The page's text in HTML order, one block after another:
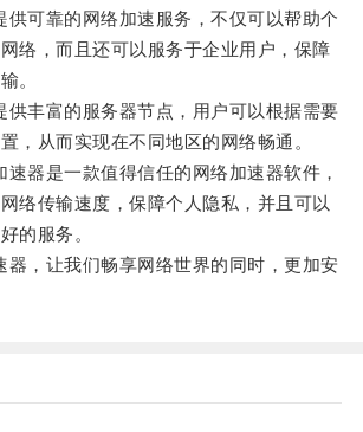
可靠的网络加速服务，不仅可以帮助个
络，而且还可以服务于企业用户，保障
。
丰富的服务器节点，用户可以根据需要
，从而实现在不同地区的网络畅通。
是一款值得信任的网络加速器软件，
络传输速度，保障个人隐私，并且可以
的服务。
，让我们畅享网络世界的同时，更加安